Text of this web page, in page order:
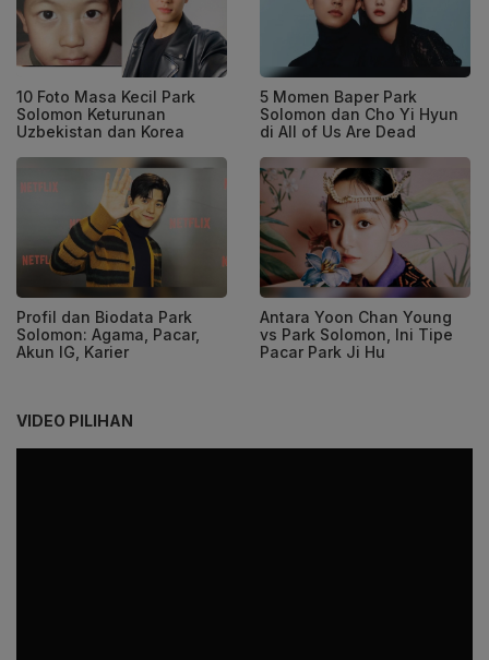
10 Foto Masa Kecil Park
Solomon Keturunan
Uzbekistan dan Korea
5 Momen Baper Park
Solomon dan Cho Yi Hyun
di All of Us Are Dead
Profil dan Biodata Park
Solomon: Agama, Pacar,
Akun IG, Karier
Antara Yoon Chan Young
vs Park Solomon, Ini Tipe
Pacar Park Ji Hu
VIDEO PILIHAN